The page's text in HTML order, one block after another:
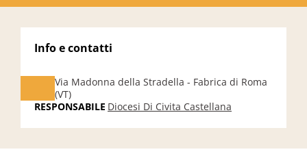
Info e contatti
Via Madonna della Stradella - Fabrica di Roma
(VT)
RESPONSABILE Diocesi Di Civita Castellana